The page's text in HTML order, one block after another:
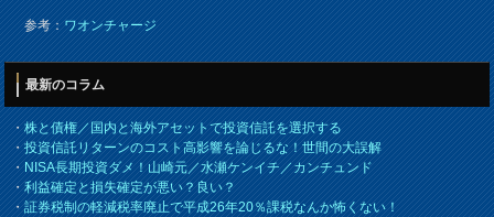
参考：ワオンチャージ
最新のコラム
・株と債権／国内と海外アセットで投資信託を選択する
・投資信託リターンのコスト高影響を論じるな！世間の大誤解
・NISA長期投資ダメ！山崎元／水瀬ケンイチ／カンチュンド
・利益確定と損失確定が悪い？良い？
・証券税制の軽減税率廃止で平成26年20％課税なんか怖くない！